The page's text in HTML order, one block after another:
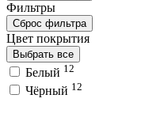
Фильтры
Сброс фильтра
Цвет покрытия
Выбрать все
Белый 12
Чёрный 12